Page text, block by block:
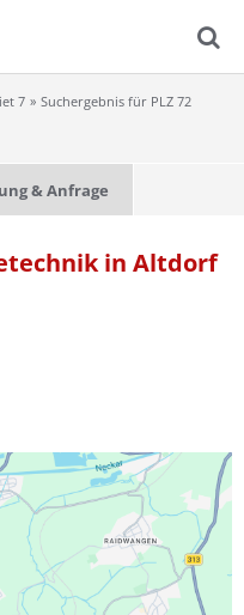
dabei?
7 Suchergebnis für PLZ 72
& Anfrage
in Altdorf